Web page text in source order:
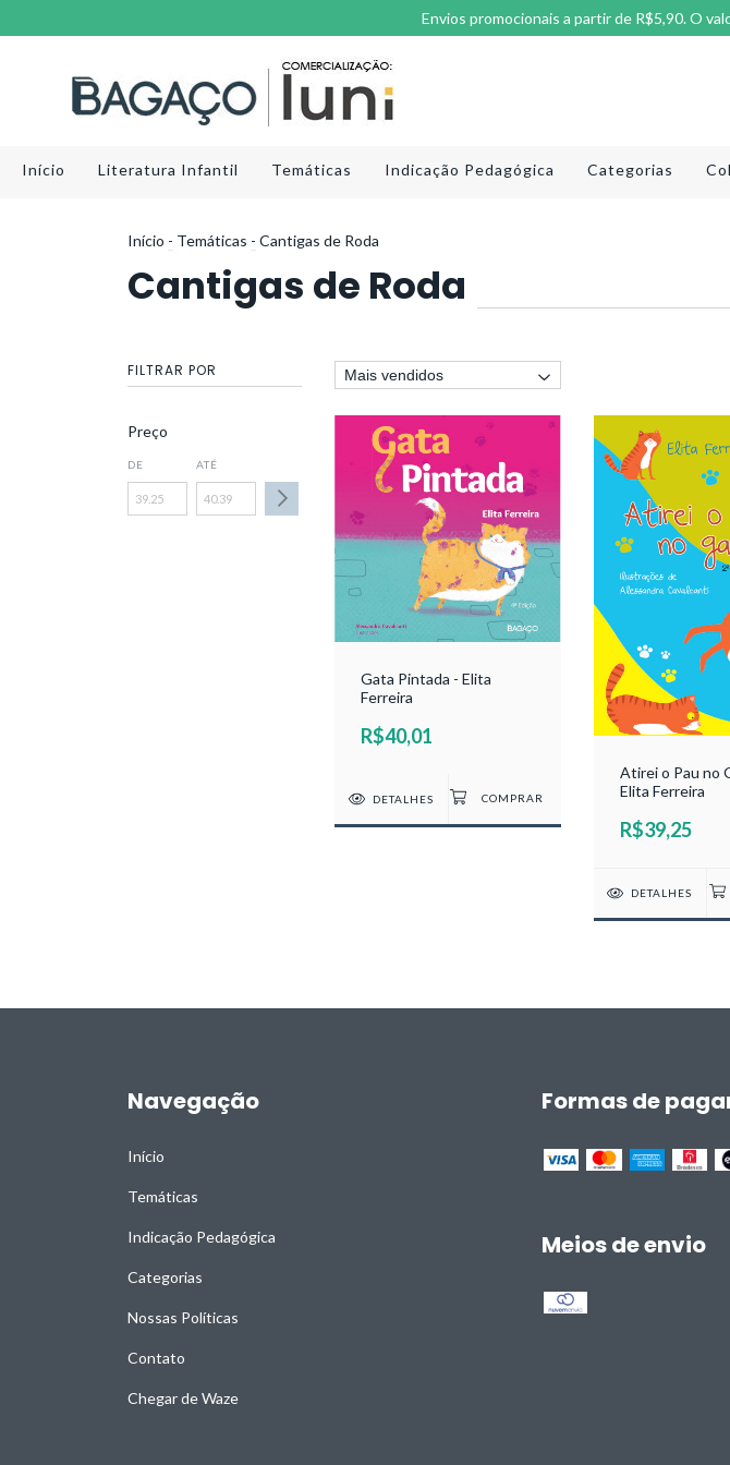
Envios promocionais a partir de R$5,90. O
Início Literatura Infantil Temáticas Indicação Pedagógica Categorias
Início - Temáticas - Cantigas de Roda
Cantigas de Roda
FILTRAR POR
Preço
DE ATÉ
Gata Pintada - Elita
Ferreira
R$40,01
DETALHES
Atirei o Pau no
Elita Ferreira
R$39,25
DETALHES
Navegação
Início
Temáticas
Indicação Pedagógica
Categorias
Nossas Políticas
Contato
Chegar de Waze
Formas de
Meios de envio